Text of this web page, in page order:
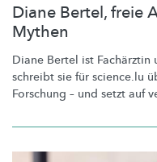
Diane Bertel, freie
Mythen
Diane Bertel ist Fachärztin
schreibt sie für science.lu
Forschung – und setzt auf